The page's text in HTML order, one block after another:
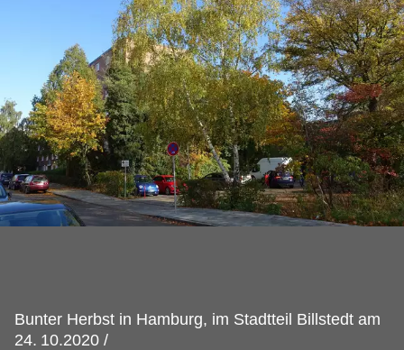
Bunter Herbst in Hamburg, im Stadtteil Billstedt am
24. 10.2020 /